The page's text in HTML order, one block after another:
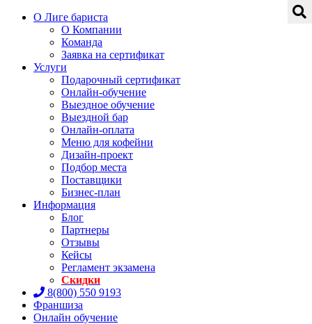
О Лиге бариста
О Компании
Команда
Заявка на сертификат
Услуги
Подарочный сертификат
Онлайн-обучение
Выездное обучение
Выездной бар
Онлайн-оплата
Меню для кофейни
Дизайн-проект
Подбор места
Поставщики
Бизнес-план
Информация
Блог
Партнеры
Отзывы
Кейсы
Регламент экзамена
Скидки
8(800) 550 9193
Франшиза
Онлайн обучение